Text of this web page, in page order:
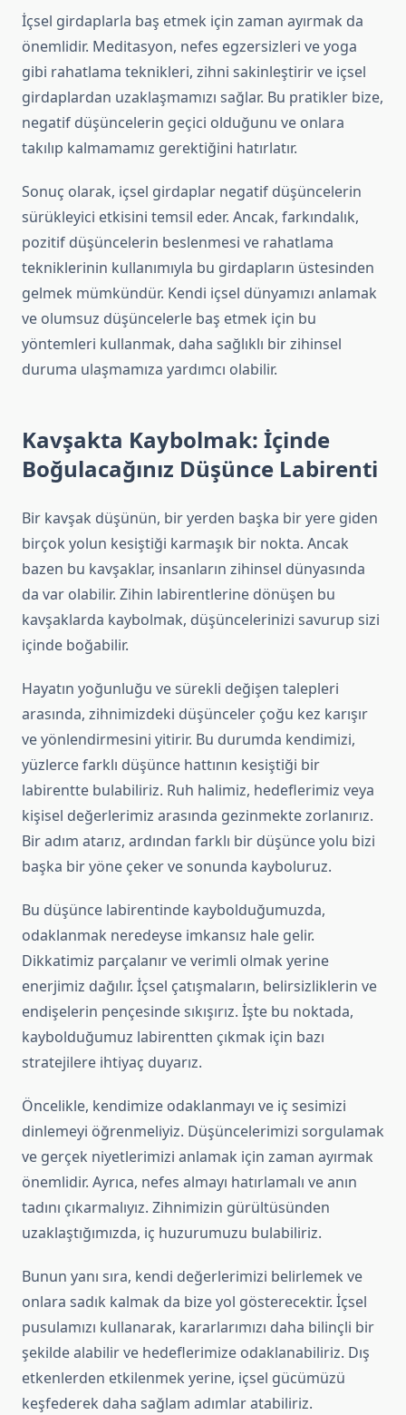
İçsel girdaplarla baş etmek için zaman ayırmak da
önemlidir. Meditasyon, nefes egzersizleri ve yoga
gibi rahatlama teknikleri, zihni sakinleştirir ve içsel
girdaplardan uzaklaşmamızı sağlar. Bu pratikler bize,
negatif düşüncelerin geçici olduğunu ve onlara
takılıp kalmamamız gerektiğini hatırlatır.
Sonuç olarak, içsel girdaplar negatif düşüncelerin
sürükleyici etkisini temsil eder. Ancak, farkındalık,
pozitif düşüncelerin beslenmesi ve rahatlama
tekniklerinin kullanımıyla bu girdapların üstesinden
gelmek mümkündür. Kendi içsel dünyamızı anlamak
ve olumsuz düşüncelerle baş etmek için bu
yöntemleri kullanmak, daha sağlıklı bir zihinsel
duruma ulaşmamıza yardımcı olabilir.
Kavşakta Kaybolmak: İçinde
Boğulacağınız Düşünce Labirenti
Bir kavşak düşünün, bir yerden başka bir yere giden
birçok yolun kesiştiği karmaşık bir nokta. Ancak
bazen bu kavşaklar, insanların zihinsel dünyasında
da var olabilir. Zihin labirentlerine dönüşen bu
kavşaklarda kaybolmak, düşüncelerinizi savurup sizi
içinde boğabilir.
Hayatın yoğunluğu ve sürekli değişen talepleri
arasında, zihnimizdeki düşünceler çoğu kez karışır
ve yönlendirmesini yitirir. Bu durumda kendimizi,
yüzlerce farklı düşünce hattının kesiştiği bir
labirentte bulabiliriz. Ruh halimiz, hedeflerimiz veya
kişisel değerlerimiz arasında gezinmekte zorlanırız.
Bir adım atarız, ardından farklı bir düşünce yolu bizi
başka bir yöne çeker ve sonunda kayboluruz.
Bu düşünce labirentinde kaybolduğumuzda,
odaklanmak neredeyse imkansız hale gelir.
Dikkatimiz parçalanır ve verimli olmak yerine
enerjimiz dağılır. İçsel çatışmaların, belirsizliklerin ve
endişelerin pençesinde sıkışırız. İşte bu noktada,
kaybolduğumuz labirentten çıkmak için bazı
stratejilere ihtiyaç duyarız.
Öncelikle, kendimize odaklanmayı ve iç sesimizi
dinlemeyi öğrenmeliyiz. Düşüncelerimizi sorgulamak
ve gerçek niyetlerimizi anlamak için zaman ayırmak
önemlidir. Ayrıca, nefes almayı hatırlamalı ve anın
tadını çıkarmalıyız. Zihnimizin gürültüsünden
uzaklaştığımızda, iç huzurumuzu bulabiliriz.
Bunun yanı sıra, kendi değerlerimizi belirlemek ve
onlara sadık kalmak da bize yol gösterecektir. İçsel
pusulamızı kullanarak, kararlarımızı daha bilinçli bir
şekilde alabilir ve hedeflerimize odaklanabiliriz. Dış
etkenlerden etkilenmek yerine, içsel gücümüzü
keşfederek daha sağlam adımlar atabiliriz.